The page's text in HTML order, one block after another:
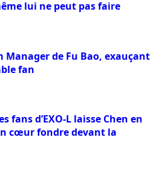
lui ne peut pas faire
Manager de Fu Bao, exauçant
fan
fans d’EXO-L laisse Chen en
cœur fondre devant la